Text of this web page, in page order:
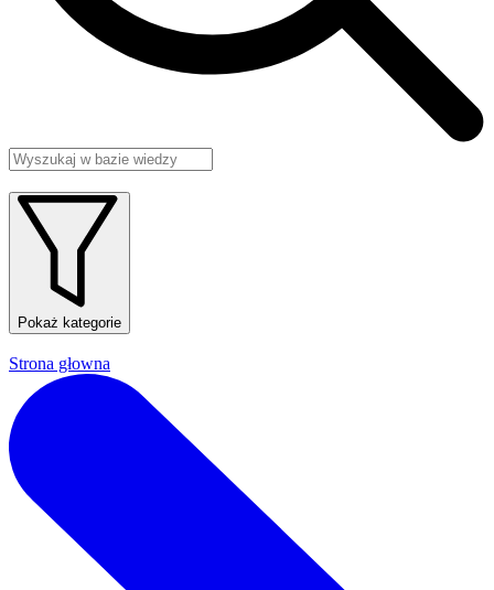
Pokaż kategorie
Strona głowna